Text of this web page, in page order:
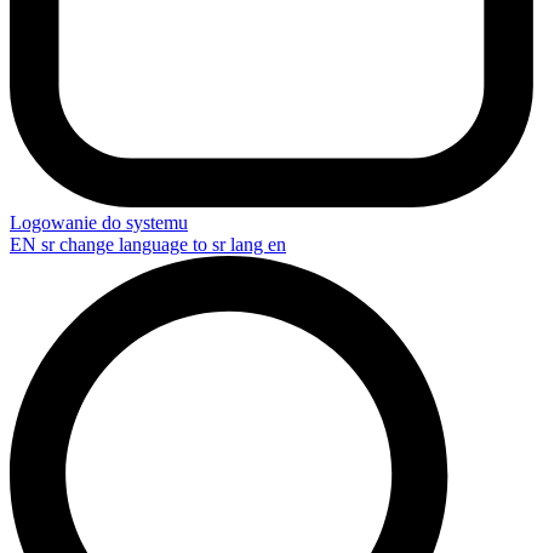
Logowanie do systemu
EN sr change language to sr lang en